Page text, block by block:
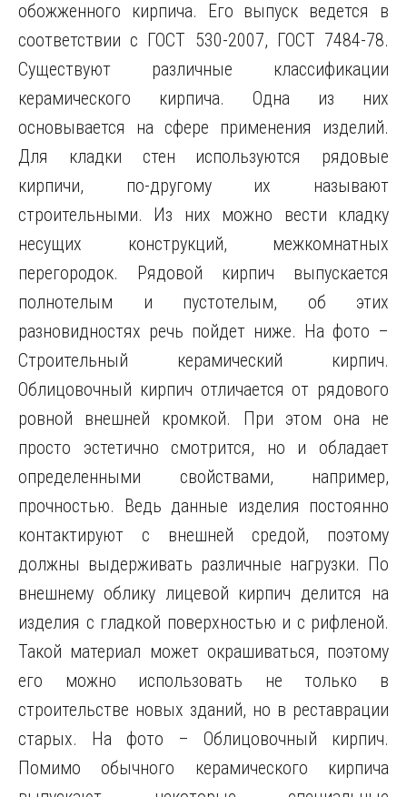
обожженного кирпича. Его выпуск ведется в
соответствии с ГОСТ 530-2007, ГОСТ 7484-78.
Существуют различные классификации
керамического кирпича. Одна из них
основывается на сфере применения изделий.
Для кладки стен используются рядовые
кирпичи, по-другому их называют
строительными. Из них можно вести кладку
несущих конструкций, межкомнатных
перегородок. Рядовой кирпич выпускается
полнотелым и пустотелым, об этих
разновидностях речь пойдет ниже. На фото –
Строительный керамический кирпич.
Облицовочный кирпич отличается от рядового
ровной внешней кромкой. При этом она не
просто эстетично смотрится, но и обладает
определенными свойствами, например,
прочностью. Ведь данные изделия постоянно
контактируют с внешней средой, поэтому
должны выдерживать различные нагрузки. По
внешнему облику лицевой кирпич делится на
изделия с гладкой поверхностью и с рифленой.
Такой материал может окрашиваться, поэтому
его можно использовать не только в
строительстве новых зданий, но в реставрации
старых. На фото – Облицовочный кирпич.
Помимо обычного керамического кирпича